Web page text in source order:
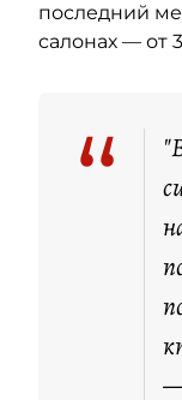
последний
салонах — от
“